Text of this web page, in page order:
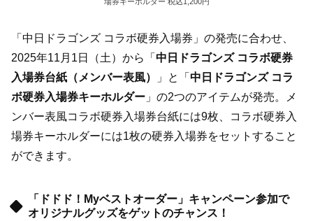
「中日ドラゴンズ コラボ硬券入場券」の発売に合わせ、
2025年11月1日（土）から「 中日ドラゴンズ コラボ硬券
入場券台紙（メンバー表風）
」と「 中日ドラゴンズ コラ
ボ硬券入場券キーホルダー 」の2つのアイテムが発売。メ
ンバー表風コラボ硬券入場券台紙には9枚、コラボ硬券入
場券キーホルダーには1枚の硬券入場券をセットすること
ができます。
「ドドド！Myベストオーダー」キャンペーン参加で
オリジナルグッズをゲットのチャンス！